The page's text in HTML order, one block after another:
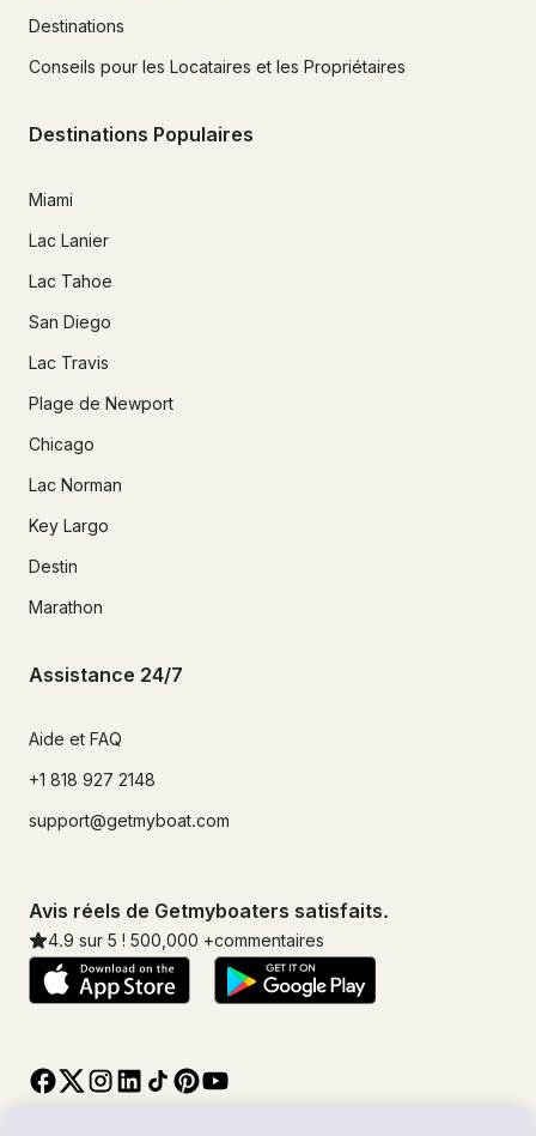
Destinations
Conseils pour les Locataires et les Propriétaires
Destinations Populaires
Miami
Lac Lanier
Lac Tahoe
San Diego
Lac Travis
Plage de Newport
Chicago
Lac Norman
Key Largo
Destin
Marathon
Assistance 24/7
Aide et FAQ
+1 818 927 2148
support@getmyboat.com
Avis réels de Getmyboaters satisfaits.
4.9 sur 5 ! 500,000 +commentaires